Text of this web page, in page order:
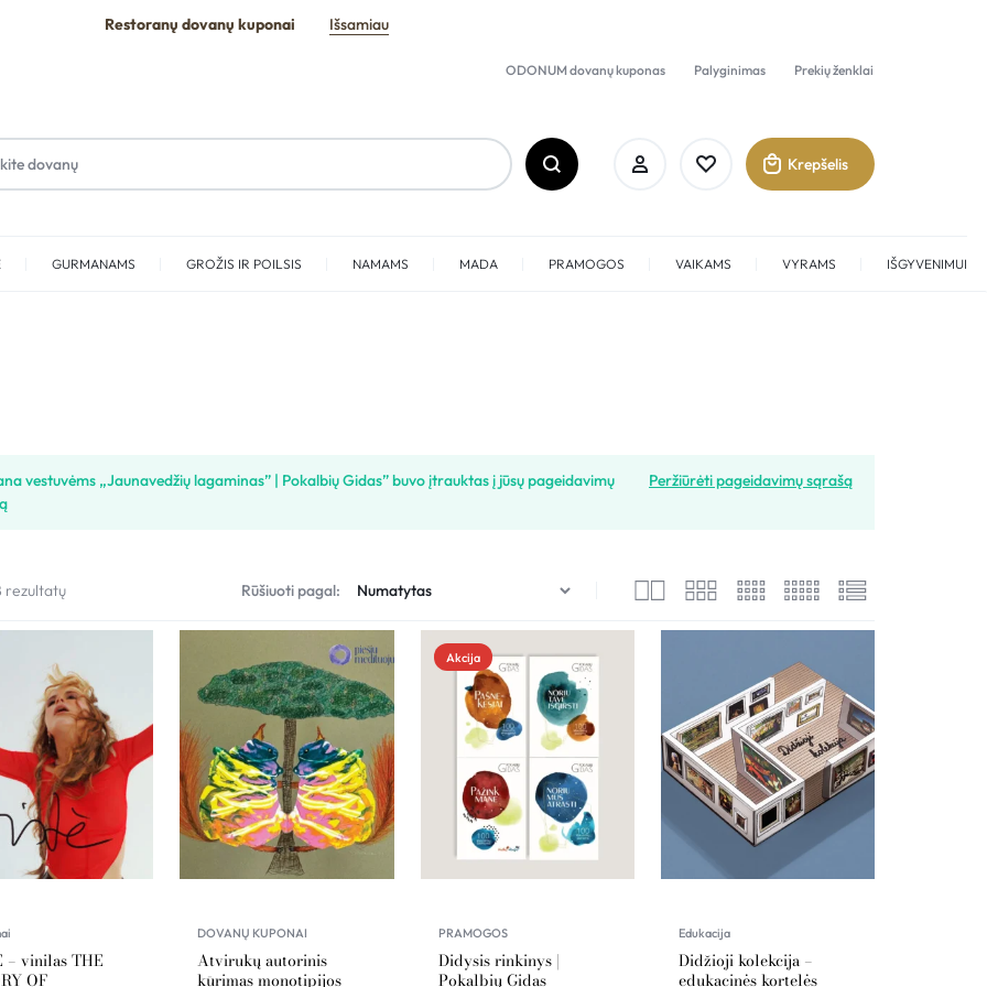
Restoranų dovanų kuponai Išsamiau
ODONUM dovanų kuponas Palyginimas Prekių ženklai
Pagalba
Krepšelis
GURMANAMS GROŽIS IR POILSIS NAMAMS MADA PRAMOGOS VAIKAMS VYRAMS IŠGYVENIMUI
Peržiūrėti pageidavimų sąrašą
vestuvėms „Jaunavedžių lagaminas” | Pokalbių Gidas” buvo įtrauktas į jūsų pageidavimų
rezultatų Rūšiuoti pagal:
– vinilas THE
OF
DOVANŲ KUPONAI
Atvirukų autorinis
kūrimas monotipijos
Akcija
PRAMOGOS
Didysis rinkinys |
Pokalbių Gidas
Edukacija
Didžioji kolekcija –
edukacinės kortelės